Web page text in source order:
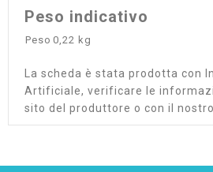
Peso indicativo
Peso 0,22 kg
La scheda è stata prodotta con
Artificiale, verificare le
sito del produttore o con il